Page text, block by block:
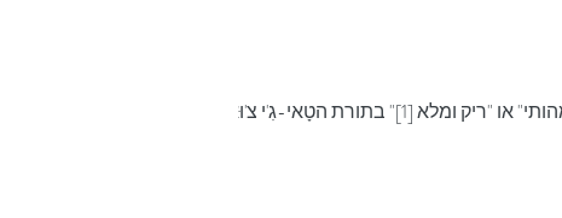
נדמה כי הדיון אודות המשמעות של "מהותי ולא מהותי" או "ריק ומלא [1]" בתורת הטָאי-גִ'י צ'וּאַן אינו